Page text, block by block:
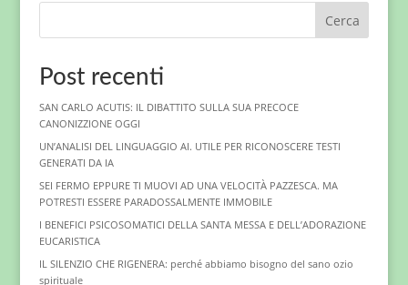
Cerca
Post recenti
SAN CARLO ACUTIS: IL DIBATTITO SULLA SUA PRECOCE
CANONIZZIONE OGGI
UN’ANALISI DEL LINGUAGGIO AI. UTILE PER RICONOSCERE TESTI
GENERATI DA IA
SEI FERMO EPPURE TI MUOVI AD UNA VELOCITÀ PAZZESCA. MA
POTRESTI ESSERE PARADOSSALMENTE IMMOBILE
I BENEFICI PSICOSOMATICI DELLA SANTA MESSA E DELL’ADORAZIONE
EUCARISTICA
IL SILENZIO CHE RIGENERA: perché abbiamo bisogno del sano ozio
spirituale